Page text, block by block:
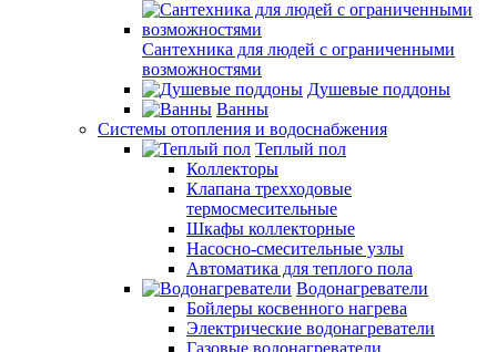
Сантехника для людей с ограниченными
возможностями
Душевые поддоны
Ванны
Системы отопления и водоснабжения
Теплый пол
Коллекторы
Клапана трехходовые
термосмесительные
Шкафы коллекторные
Насосно-смесительные узлы
Автоматика для теплого пола
Водонагреватели
Бойлеры косвенного нагрева
Электрические водонагреватели
Газовые водонагреватели